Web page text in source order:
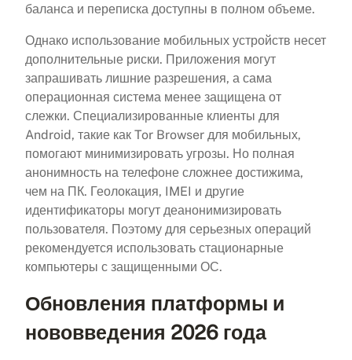
баланса и переписка доступны в полном объеме.
Однако использование мобильных устройств несет
дополнительные риски. Приложения могут
запрашивать лишние разрешения, а сама
операционная система менее защищена от
слежки. Специализированные клиенты для
Android, такие как Tor Browser для мобильных,
помогают минимизировать угрозы. Но полная
анонимность на телефоне сложнее достижима,
чем на ПК. Геолокация, IMEI и другие
идентификаторы могут деанонимизировать
пользователя. Поэтому для серьезных операций
рекомендуется использовать стационарные
компьютеры с защищенными ОС.
Обновления платформы и
нововведения 2026 года